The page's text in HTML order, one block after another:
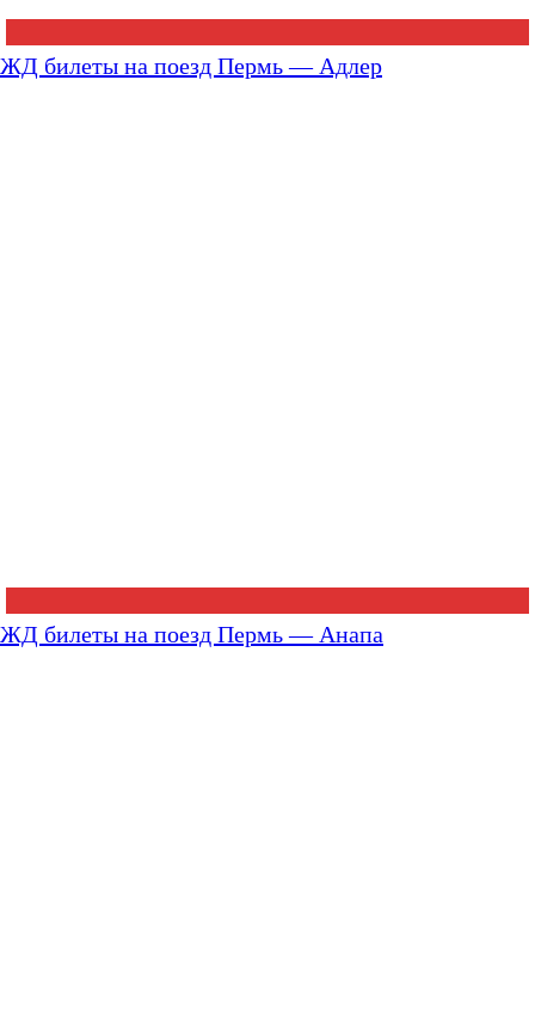
ЖД билеты на поезд Пермь — Адлер
ЖД билеты на поезд Пермь — Анапа